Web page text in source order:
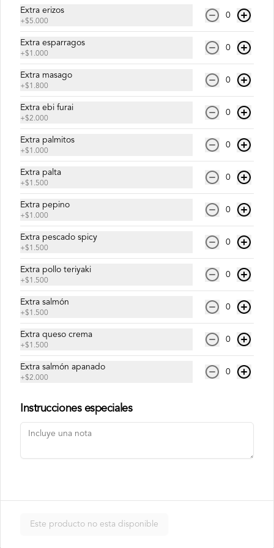
Salmón, palta y queso crema.
Pedrito Roll
Camarón furay, queso crema y palta,
envuelto en salmón con salsa unagi.
$9.500
Camarón, palta y queso crema.
Philadelphia Roll
Rainbow Roll
Extra erizos
+$5.000
0
Extra esparragos
+$1.000
0
Extra masago
+$1.800
0
Extra ebi furai
+$2.000
0
Extra palmitos
+$1.000
0
Extra palta
+$1.500
0
Extra pepino
+$1.000
0
Extra pescado spicy
+$1.500
0
Extra pollo teriyaki
+$1.500
0
Extra salmón
+$1.500
0
Extra queso crema
+$1.500
0
Extra salmón apanado
+$2.000
0
Instrucciones especiales
Este producto no esta disponible